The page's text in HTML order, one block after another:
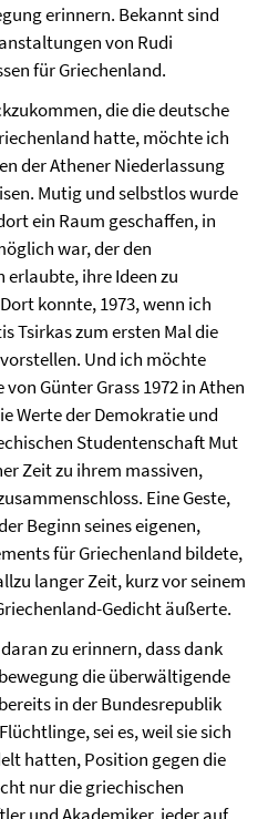
erinnern. Bekannt sind
von Rudi
für Griechenland.
die die deutsche
hatte, möchte ich
der Athener Niederlassung
Mutig und selbstlos wurde
ein Raum geschaffen, in
war, der den
ihre Ideen zu
konnte, 1973, wenn ich
Tsirkas zum ersten Mal die
Und ich möchte
Günter Grass 1972 in Athen
Werte der Demokratie und
Studentenschaft Mut
Zeit zu ihrem massiven,
Eine Geste,
Beginn seines eigenen,
für Griechenland bildete,
langer Zeit, kurz vor seinem
Gedicht äußerte.
zu erinnern, dass dank
die überwältigende
in der Bundesrepublik
sei es, weil sie sich
hatten, Position gegen die
nur die griechischen